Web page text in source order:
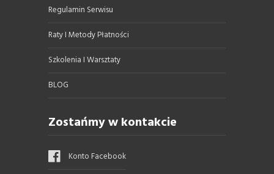
Regulamin Serwisu
Raty I Metody Płatności
Szkolenia I Warsztaty
BLOG
Zostańmy w kontakcie
Konto Facebook